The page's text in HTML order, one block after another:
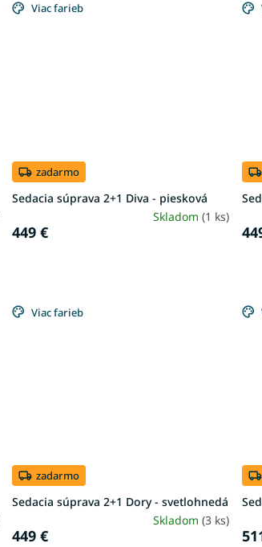
Viac farieb
zadarmo
Sedacia súprava 2+1 Diva - piesková
Skladom (1 ks)
449 €
Viac farieb
zadarmo
Sedacia súprava 2+1 Dory - svetlohnedá
Skladom (3 ks)
449 €